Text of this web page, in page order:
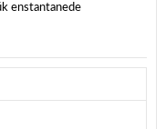
enstantanede